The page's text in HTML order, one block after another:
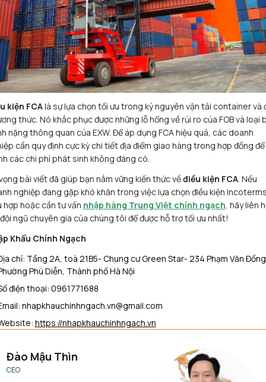
kiện FCAlà sự lựa chọn tối ưu trong kỷ nguyên vận tải container và
thức. Nó khắc phục được những lỗ hổng về rủi ro của FOB và loại
nặng thông quan của EXW. Để áp dụng FCA hiệu quả, các doanh
cần quy định cực kỳ chi tiết địa điểm giao hàng trong hợp đồng để
các chi phí phát sinh không đáng có.
bài viết đã giúp bạn nắm vững kiến thức vềđiều kiện FCA. Nếu
nghiệp đang gặp khó khăn trong việc lựa chọn điều kiện
hợp hoặc cần tư vấn nhập hàng Trung Việt chính ngạch , hãy liên
ngũ chuyên gia của chúng tôi để được hỗ trợ tối ưu nhất!
Khẩu Chính Ngạch
chỉ: Tầng 2A, toà 21B5- Chung cư Green Star- 234 Phạm Văn
Phú Diễn, Thành phố Hà Nội
điện thoại: 0961771688
nhapkhauchinhngach.vn@gmail.com
https://nhapkhauchinhngach.vn
Đào Mậu Thìn
CEO